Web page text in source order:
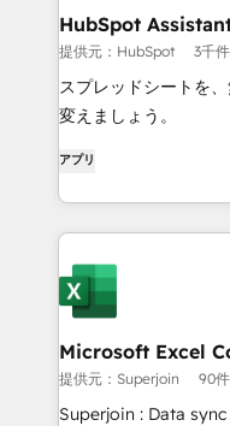
HubSpot
提供元：HubSpot 3千
スプレッドシートを
変えましょう。
アプリ
Microsoft Excel
提供元：Superjoin 90
Superjoin : Data